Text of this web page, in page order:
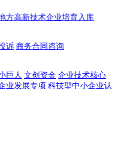
方高新技术企业培育入库
诉 商务合同咨询
巨人 文创资金 企业技术核心
业发展专项 科技型中小企业认